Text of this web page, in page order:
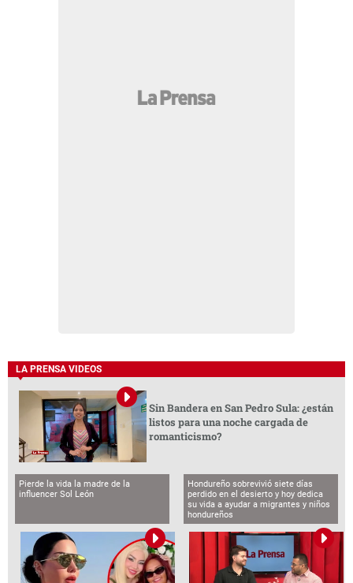
LA PRENSA VIDEOS
Sin Bandera en San Pedro Sula: ¿están
listos para una noche cargada de
romanticismo?
Pierde la vida la madre de la
influencer Sol León
Hondureño sobrevivió siete días
perdido en el desierto y hoy dedica
su vida a ayudar a migrantes y niños
hondureños